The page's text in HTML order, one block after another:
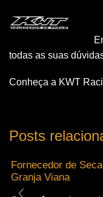
todas as suas
Conheça a KWT
Posts
Fornecedor de
Granja Viana